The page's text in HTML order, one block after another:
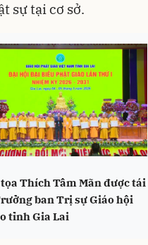
sự tại cơ sở.
Thích Tâm Mãn được tái
ban Trị sự Giáo hội
tỉnh Gia Lai